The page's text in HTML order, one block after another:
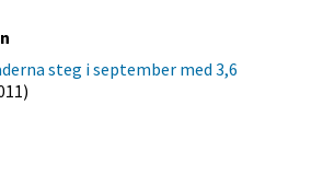
steg i september med 3,6